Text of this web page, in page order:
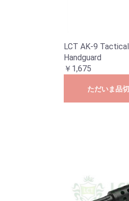
LCT AK-9
Handguard
￥1,675
ただいま品